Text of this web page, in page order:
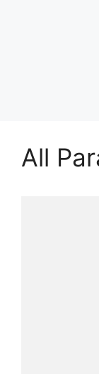
All